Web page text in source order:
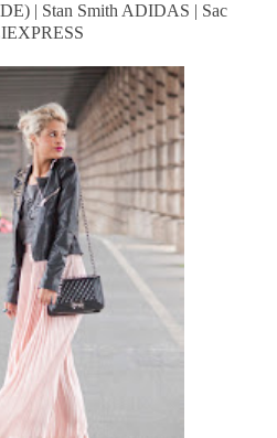
| Stan Smith ADIDAS | Sac